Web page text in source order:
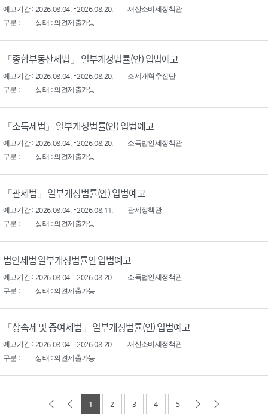
예고기간 : 2026.08.04. - 2026.08.20.
재산소비세정책관
구분 :
상태 : 의견제출가능
「종합부동산세법」 일부개정법률(안) 입법예고
예고기간 : 2026.08.04. - 2026.08.20.
조세개혁추진단
구분 :
상태 : 의견제출가능
「소득세법」 일부개정법률(안) 입법예고
예고기간 : 2026.08.04. - 2026.08.20.
소득법인세정책관
구분 :
상태 : 의견제출가능
「관세법」 일부개정법률(안) 입법예고
예고기간 : 2026.08.04. - 2026.08.11.
관세정책관
구분 :
상태 : 의견제출가능
법인세법 일부개정법률안 입법예고
예고기간 : 2026.08.04. - 2026.08.20.
소득법인세정책관
구분 :
상태 : 의견제출가능
「상속세 및 증여세법」 일부개정법률(안) 입법예고
예고기간 : 2026.08.04. - 2026.08.20.
재산소비세정책관
구분 :
상태 : 의견제출가능
1 2 3 4 5